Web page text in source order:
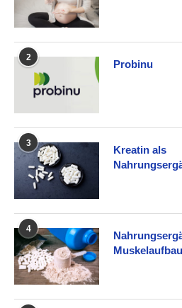
2
Probinu
3
Kreatin als
4
Muskelaufbau